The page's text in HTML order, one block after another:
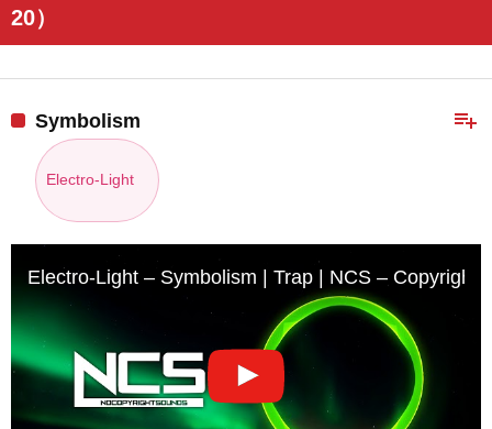
20）
playlist_add
Symbolism
Electro-Light
Electro-Light – Symbolism | Trap | NCS – Copyright